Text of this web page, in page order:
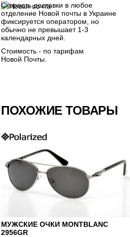
Скорость доставки в любое
отделение Новой почты в Украине
фиксируется оператором, но
обычно не превышает 1-3
календарных дней.
Стоимость - по тарифам
Новой Почты.
ПОХОЖИЕ ТОВАРЫ
МУЖСКИЕ ОЧКИ MONTBLANC
2956GR